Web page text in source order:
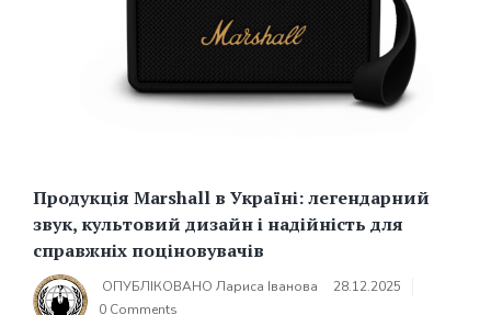
Продукція Marshall в Україні: легендарний
звук, культовий дизайн і надійність для
справжніх поціновувачів
ОПУБЛІКОВАНО Лариса Іванова
28.12.2025
0 Comments